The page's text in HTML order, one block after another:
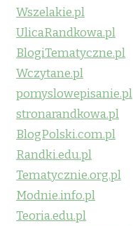
Wszelakie.pl
UlicaRandkowa.pl
BlogiTematyczne.pl
Wczytane.pl
pomyslowepisanie.pl
stronarandkowa.pl
BlogPolski.com.pl
Randki.edu.pl
Tematycznie.org.pl
Modnie.info.pl
Teoria.edu.pl